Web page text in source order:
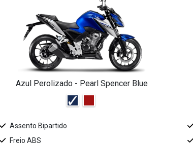
Azul Perolizado - Pearl Spencer Blue
Assento Bipartido
Freio ABS